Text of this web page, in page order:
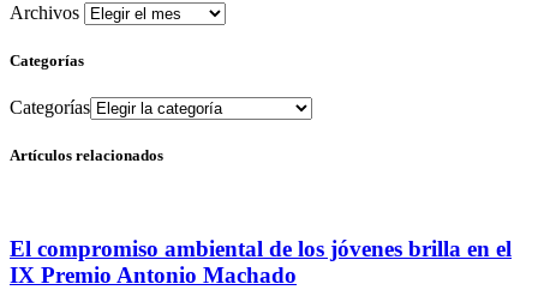
Archivos
Categorías
Categorías
Artículos relacionados
El compromiso ambiental de los jóvenes brilla en el
IX Premio Antonio Machado